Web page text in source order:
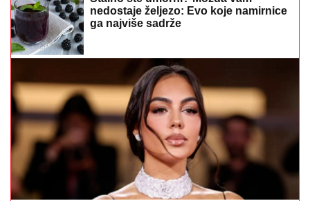
nedostaje željezo: Evo koje namirnice
ga najviše sadrže